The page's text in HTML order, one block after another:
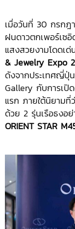
เมื่อวันที่ 30 กรก
ฝนดาวตกเพอร์เซ
แสงสวยงามโดดเ
& Jewelry Expo
ดังจากประเทศญี่ปุ่
Gallery กับการเปิ
แรก ภายใต้นิยามที่
ด้วย 2 รุ่นเรือธงอ
ORIENT STAR